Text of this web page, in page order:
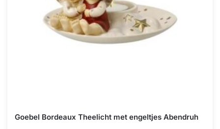
Goebel Bordeaux Theelicht met engeltjes Abendruh